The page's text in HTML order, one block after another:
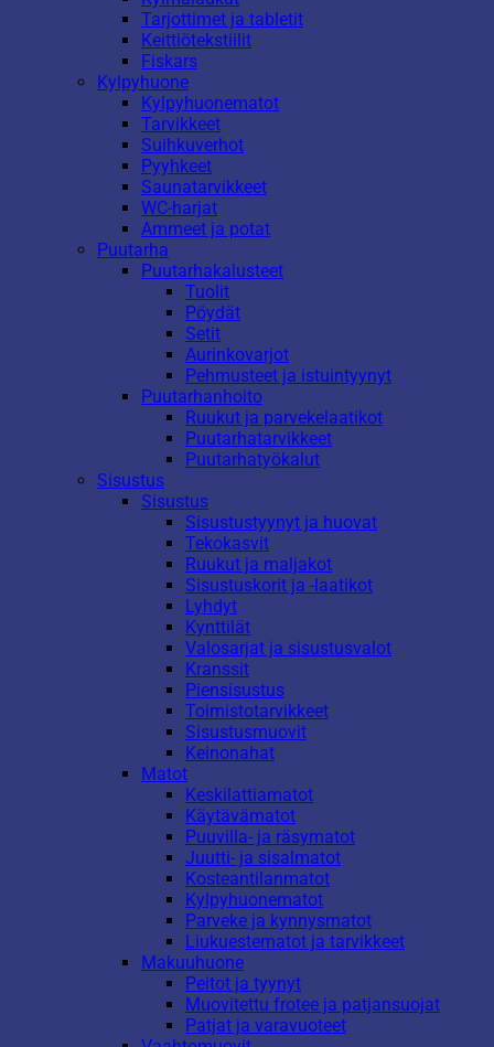
Tarjottimet ja tabletit
Keittiötekstiilit
Fiskars
Kylpyhuone
Kylpyhuonematot
Tarvikkeet
Suihkuverhot
Pyyhkeet
Saunatarvikkeet
WC-harjat
Ammeet ja potat
Puutarha
Puutarhakalusteet
Tuolit
Pöydät
Setit
Aurinkovarjot
Pehmusteet ja istuintyynyt
Puutarhanhoito
Ruukut ja parvekelaatikot
Puutarhatarvikkeet
Puutarhatyökalut
Sisustus
Sisustus
Sisustustyynyt ja huovat
Tekokasvit
Ruukut ja maljakot
Sisustuskorit ja -laatikot
Lyhdyt
Kynttilät
Valosarjat ja sisustusvalot
Kranssit
Piensisustus
Toimistotarvikkeet
Sisustusmuovit
Keinonahat
Matot
Keskilattiamatot
Käytävämatot
Puuvilla- ja räsymatot
Juutti- ja sisalmatot
Kosteantilanmatot
Kylpyhuonematot
Parveke ja kynnysmatot
Liukuestematot ja tarvikkeet
Makuuhuone
Peitot ja tyynyt
Muovitettu frotee ja patjansuojat
Patjat ja varavuoteet